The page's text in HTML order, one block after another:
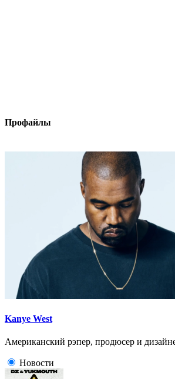
Профайлы
Kanye West
Американский рэпер, продюсер и
Новости